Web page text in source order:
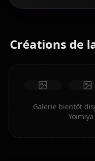
Créations de
Galerie bientôt